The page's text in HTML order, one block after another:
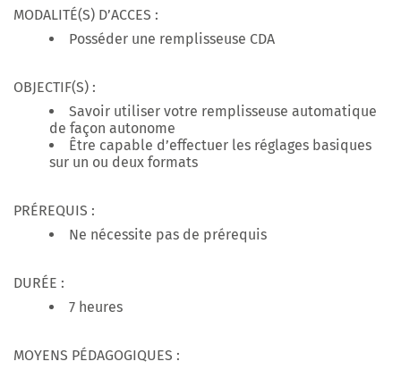
MODALITÉ(S) D’ACCES :
Posséder une remplisseuse CDA
OBJECTIF(S) :
Savoir utiliser votre remplisseuse automatique
de façon autonome
Être capable d’effectuer les réglages basiques
sur un ou deux formats
PRÉREQUIS :
Ne nécessite pas de prérequis
DURÉE :
7 heures
MOYENS PÉDAGOGIQUES :